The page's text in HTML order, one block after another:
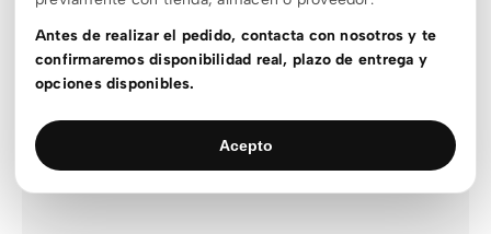
Synapse Carbon 5
3.499,00€
Antes de realizar el pedido, contacta con nosotros y te
confirmaremos disponibilidad real, plazo de entrega y
opciones disponibles.
Acepto